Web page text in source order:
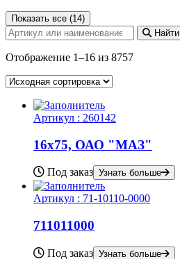
Показать все (14)
Найти
Отображение 1–16 из 8757
Артикул : 260142
16х75, ОАО "МАЗ"
Под заказ Узнать больше
Артикул : 71-10110-0000
711011000
Под заказ Узнать больше